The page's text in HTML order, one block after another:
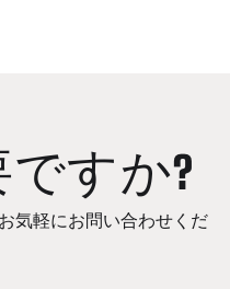
すか?
気軽にお問い合わせくだ